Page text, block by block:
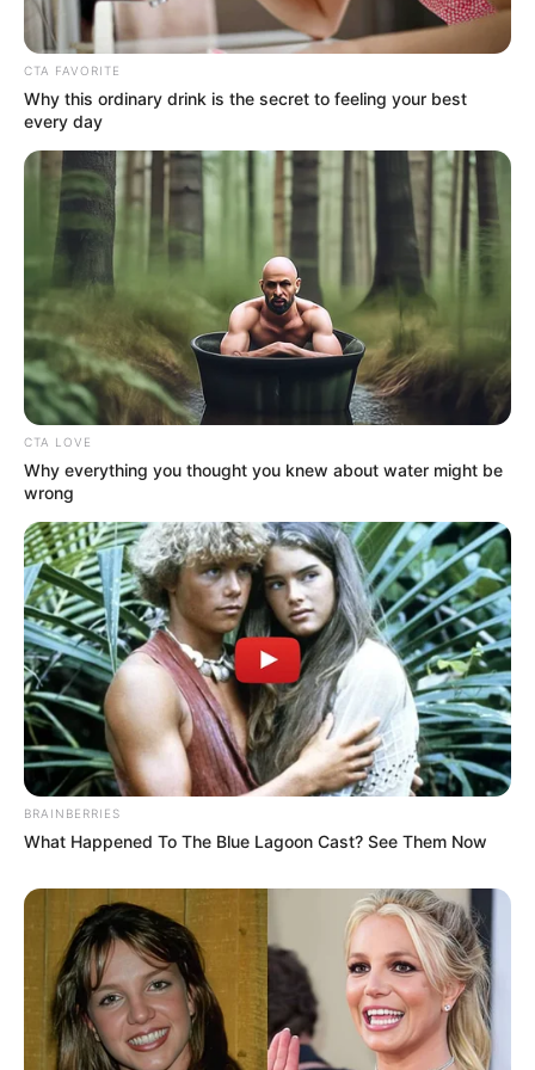
Mute
(foto: medium)
From Me to YouatauKimi ni Todoke
termasuk rekomendasi
anime romantis yang bisa menemani waktu santai. Alur ceritanya
juga mudah dipahami.
Ceritanya adalah tentang Sawako Kuronuma, seorang murid SMA
yang kesulitan untuk memiliki teman. Ternyata ada seorang laki-
laki yang ingin dekat dengannya. Anime yang satu ini terdiri atas
dua season yang cukup menggemaskan dan menyentuh perasaan.
4. Ao Haru Ride
(foto: imdb)
Blue Spring Rideatau Ao Haru Ridetermasuk cerita anime
romantis di sekolah yang cukup populer.
CTA FAVORITE
Why this ordinary drink is the secret to feeling your best
every day
CTA LOVE
Why everything you thought you knew about water might be
wrong
BRAINBERRIES
What Happened To The Blue Lagoon Cast? See Them Now